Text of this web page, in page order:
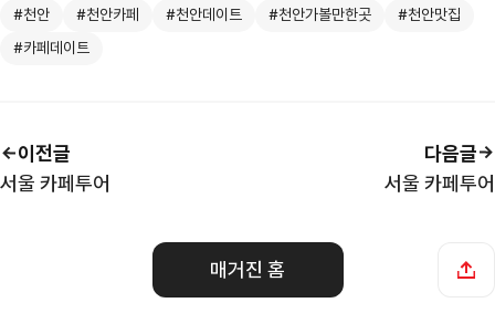
#천안 #천안카페 #천안데이트 #천안가볼만한곳
#천안맛집
#카페데이트
이전글
서울 카페투어
서울 카페투어
다음글
매거진 홈